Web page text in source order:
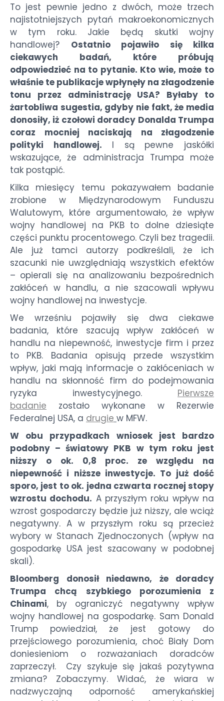
To jest pewnie jedno z dwóch, może trzech
najistotniejszych pytań makroekonomicznych
w tym roku. Jakie będą skutki wojny
handlowej? Ostatnio pojawiło się kilka
ciekawych badań, które próbują
odpowiedzieć na to pytanie. Kto wie, może to
właśnie te publikacje wpłynęły na złagodzenie
tonu przez administrację USA? Byłaby to
żartobliwa sugestia, gdyby nie fakt, że media
donosiły, iż czołowi doradcy Donalda Trumpa
coraz mocniej naciskają na złagodzenie
polityki handlowej. I są pewne jaskółki
wskazujące, że administracja Trumpa może
tak postąpić.
Kilka miesięcy temu pokazywałem badanie
zrobione w Międzynarodowym Funduszu
Walutowym, które argumentowało, że wpływ
wojny handlowej na PKB to dolne dziesiąte
części punktu procentowego. Czyli bez tragedii.
Ale już tamci autorzy podkreślali, że ich
szacunki nie uwzględniają wszystkich efektów
– opierali się na analizowaniu bezpośrednich
zakłóceń w handlu, a nie szacowali wpływu
wojny handlowej na inwestycje.
We wrześniu pojawiły się dwa ciekawe
badania, które szacują wpływ zakłóceń w
handlu na niepewność, inwestycje firm i przez
to PKB. Badania opisują przede wszystkim
wpływ, jaki mają informacje o zakłóceniach w
handlu na skłonność firm do podejmowania
ryzyka inwestycyjnego. Pierwsze
badanie zostało wykonane w Rezerwie
Federalnej USA, a drugie w MFW.
W obu przypadkach wniosek jest bardzo
podobny – światowy PKB w tym roku jest
niższy o ok. 0,8 proc. ze względu na
niepewność i niższe inwestycje. To już dość
sporo, jest to ok. jedna czwarta rocznej stopy
wzrostu dochodu. A przyszłym roku wpływ na
wzrost gospodarczy będzie już niższy, ale wciąż
negatywny. A w przyszłym roku są przecież
wybory w Stanach Zjednoczonych (wpływ na
gospodarkę USA jest szacowany w podobnej
skali).
Bloomberg donosił niedawno, że doradcy
Trumpa chcą szybkiego porozumienia z
Chinami, by ograniczyć negatywny wpływ
wojny handlowej na gospodarkę. Sam Donald
Trump powiedział, że jest gotowy do
przejściowego porozumienia, choć Biały Dom
doniesieniom o rozważaniach doradców
zaprzeczył. Czy szykuje się jakaś pozytywna
zmiana? Zobaczymy. Widać, że wiara w
nadzwyczajną odporność amerykańskiej